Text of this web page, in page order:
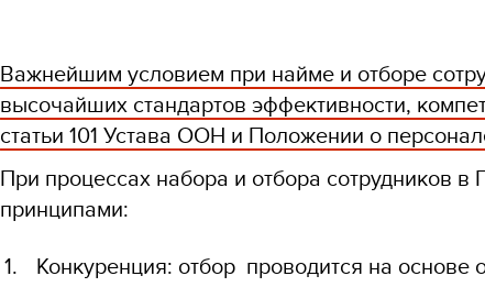
Важнейшим условием при найме и отборе
высочайших стандартов эффективности,
статьи 101 Устава ООН и Положении о
При процессах набора и отбора сотрудников
принципами:
Конкуренция: отбор проводится на основе